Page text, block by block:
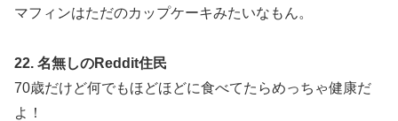
マフィンはただのカップケーキみたいなもん。
22. 名無しのReddit住民
70歳だけど何でもほどほどに食べてたらめっちゃ健康だ
よ！